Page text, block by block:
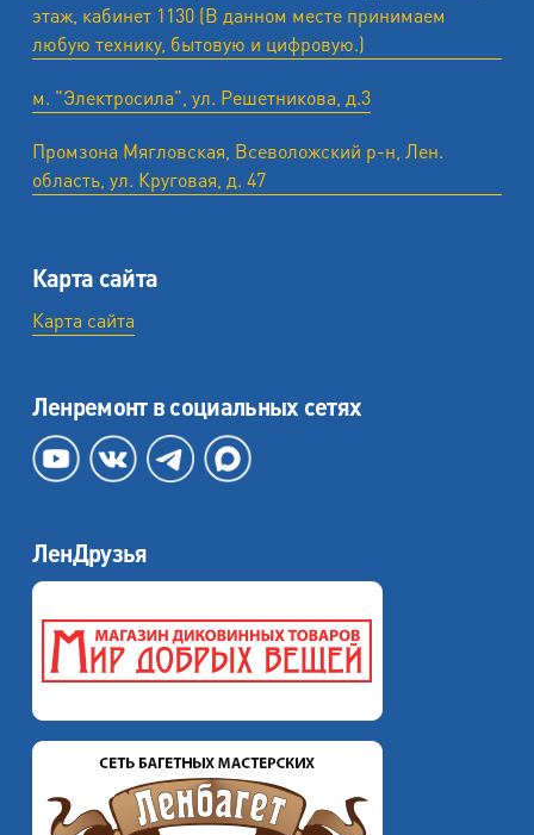
этаж, кабинет 1130 (В данном месте принимаем
любую технику, бытовую и цифровую.)
м. "Электросила", ул. Решетникова, д.3
Промзона Мягловская, Всеволожский р-н, Лен.
область, ул. ​Круговая, д. 47
Карта сайта
Карта сайта
Ленремонт в социальных сетях
ЛенДрузья